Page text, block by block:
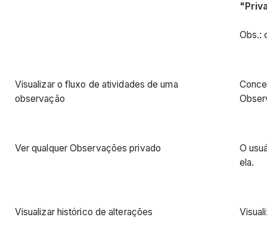
Obs.:
Visualizar o fluxo de atividades de uma
observação
Ver qualquer Observações privado
O
ela.
Visualizar histórico de alterações